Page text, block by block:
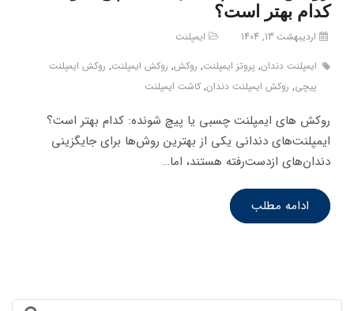
کدام بهتر است؟
اردیبهشت 13, 1404
ایمپلنت
ایمپلنت دندان, پروتز ایمپلنت, روکش, روکش ایمپلنت, روکش ایمپلنت
پیچی, روکش ایمپلنت دندان, کاشت ایمپلنت
روکش‌ های ایمپلنت چسبی یا پیچ‌ شونده: کدام بهتر است؟
ایمپلنت‌های دندانی یکی از بهترین روش‌ها برای جایگزینی
دندان‌های ازدست‌رفته هستند، اما…
ادامه مطلب